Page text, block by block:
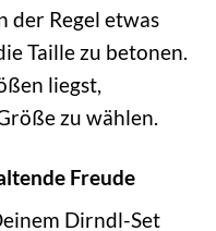
der Regel etwas
Taille zu betonen.
liegst,
zu wählen.
Freude
Dirndl-Set